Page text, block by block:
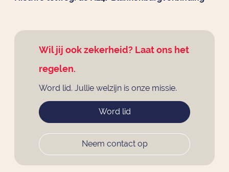
Wil jij ook zekerheid? Laat ons het
regelen.
Word lid. Jullie welzijn is onze missie.
Word lid
Neem contact op